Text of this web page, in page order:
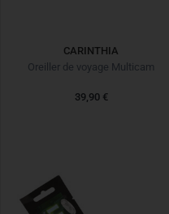
CARINTHIA
Oreiller de voyage Multicam
39,90 €